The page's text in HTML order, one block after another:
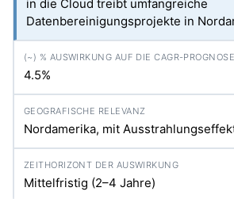
in die Cloud treibt umfangreiche
Datenbereinigungsprojekte in
4.5%
Nordamerika, mit
Mittelfristig (2–4 Jahre)